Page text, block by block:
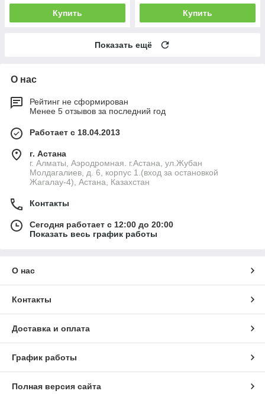
Купить Купить
Показать ещё
О нас
Рейтинг не сформирован
Менее 5 отзывов за последний год
Работает с 18.04.2013
г. Астана
г. Алматы, Аэродромная. г.Астана, ул.Жубан
Молдагалиев, д. 6, корпус 1.(вход за остановкой
Жагалау-4), Астана, Казахстан
Контакты
Сегодня работает с 12:00 до 20:00
Показать весь график работы
О нас
Контакты
Доставка и оплата
График работы
Полная версия сайта